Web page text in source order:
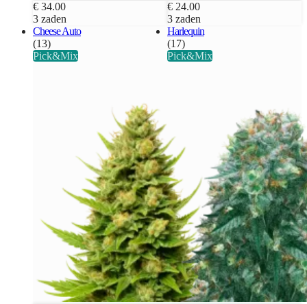
€ 34.00
3 zaden
€ 24.00
3 zaden
Cheese Auto
(13)
Pick&Mix
Harlequin
(17)
Pick&Mix